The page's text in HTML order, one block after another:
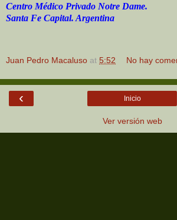
Centro Médico Privado Notre Dame.
Santa Fe Capital. Argentina
Juan Pedro Macaluso at 5:52 No hay
‹ Inicio
Ver versión web